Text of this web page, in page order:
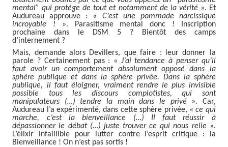
mental” qui protège de tout et notamment de la vérité ». Et
Audureau approuve : « C’est une pommade narcissique
incroyable !
». Parasitisme mental donc ! Inscription
prochaine dans le DSM 5 ? Bientôt des camps
d’internement ?
Mais, demande alors Devillers, que faire : leur donner la
parole ? Certainement pas : « J’ai tendance à penser qu’il
faut avoir un comportement absolument opposé dans la
sphère publique et dans la sphère privée. Dans la sphère
publique, il faut éloigner, vraiment rendre le plus invisible
possible tous les discours complotistes, qui sont
manipulateurs (…) tendre la main dans le privé». Car,
Audureau l’a expérimenté, dans cette sphère privée, «ce qui
marche, c’est la bienveillance (…) Il faut réussir à
dépassionner le débat (…) juste trouver ce qui nous relie ».
L’élixir infaillible pour lutter contre l’esprit critique : la
Bienveillance ! On n’est pas sortis !